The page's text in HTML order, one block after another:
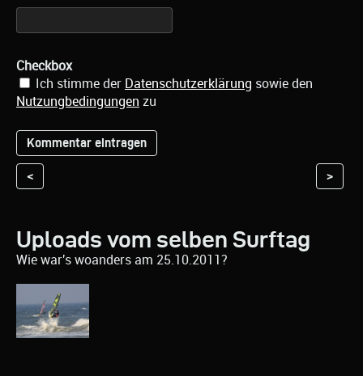
Checkbox
Ich stimme der Datenschutzerklärung sowie den
Nutzungbedingungen zu
< >
Uploads vom selben Surftag
Wie war's woanders am 25.10.2011?